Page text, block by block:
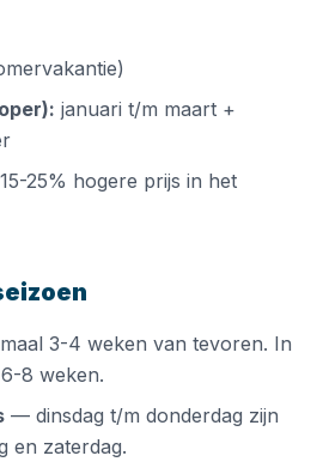
januari t/m maart +
15-25% hogere prijs in het
3-4 weken van tevoren. In
8 weken.
— dinsdag t/m donderdag zijn
en zaterdag.